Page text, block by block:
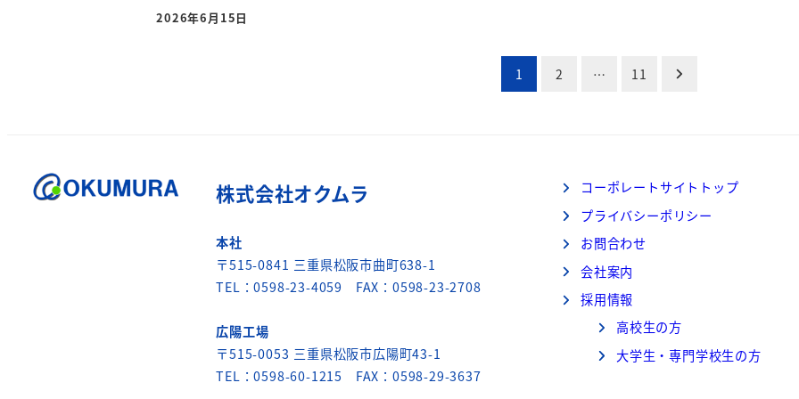
2026年6月15日
ペ
1 2 … 11
株式会社オクムラ
本社
〒515-0841 三重県松阪市曲町638-1
TEL：0598-23-4059 FAX：0598-23-2708
広陽工場
〒515-0053 三重県松阪市広陽町43-1
TEL：0598-60-1215 FAX：0598-29-3637
コーポレートサイトトップ
プライバシーポリシー
お問合わせ
会社案内
採用情報
高校生の方
大学生・専門学校生の方